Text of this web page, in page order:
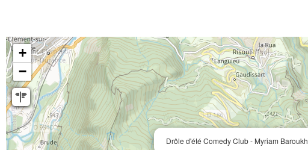
Drôle d'été Comedy Club - Myriam Baroukh
+
−